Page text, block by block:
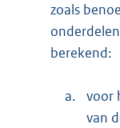
zoals
berekend:
a.
voor
van